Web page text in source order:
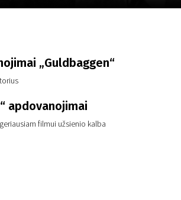
„Guldbaggen“
apdovanojimai
filmui užsienio kalba